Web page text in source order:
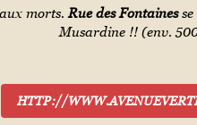
morts. Rue des Fontainesse
Musardine !! (env.
HTTP://